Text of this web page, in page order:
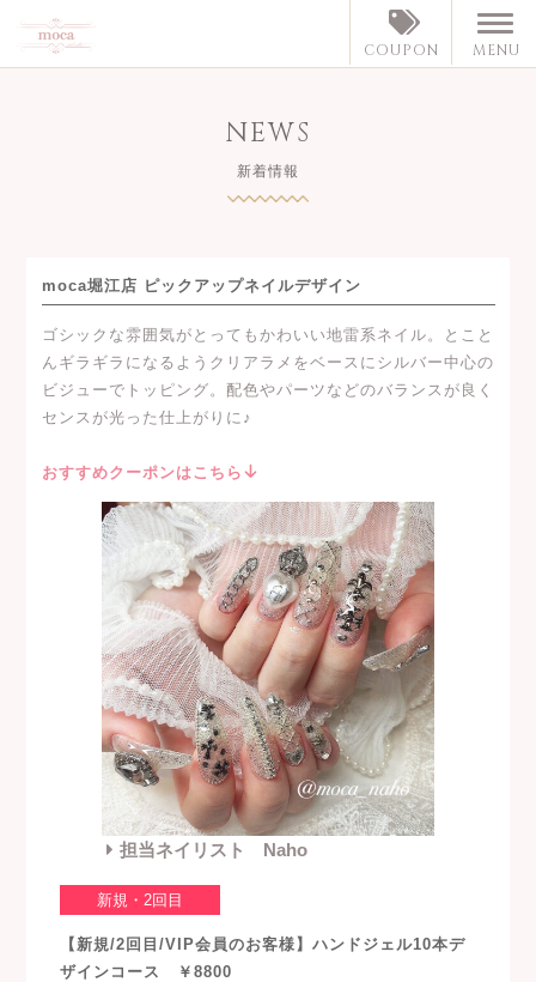
COUPON MENU
NEWS
新着情報
moca堀江店 ピックアップネイルデザイン
ゴシックな雰囲気がとってもかわいい地雷系ネイル。とこと
んギラギラになるようクリアラメをベースにシルバー中心の
ビジューでトッピング。配色やパーツなどのバランスが良く
センスが光った仕上がりに♪
おすすめクーポンはこちら
担当ネイリスト Naho
新規・2回目
【新規/2回目/VIP会員のお客様】ハンドジェル10本デ
ザインコース ￥8800